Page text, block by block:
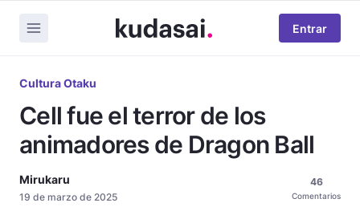
Entrar
Cultura Otaku
Cell fue el terror de los
animadores de Dragon Ball
Mirukaru
19 de marzo de 2025
46
Comentarios